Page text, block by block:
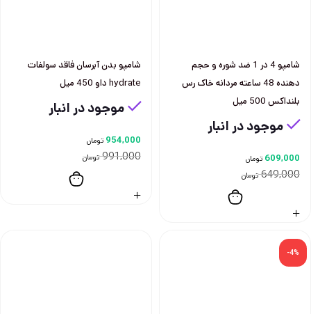
شامپو 4 در 1 ضد شوره و حجم
دهنده 48 ساعته مردانه خاک رس
بلنداكس 500 ميل
موجود در انبار
649,000 تومان
609,000 تومان
شامپو بدن آبرسان فاقد سولفات
hydrate داو 450 ميل
موجود در انبار
991,000 تومان
954,000 تومان
-4%